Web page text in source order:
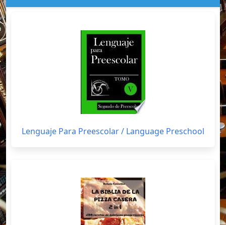
Lenguaje Para Preescolar / Language Preschool